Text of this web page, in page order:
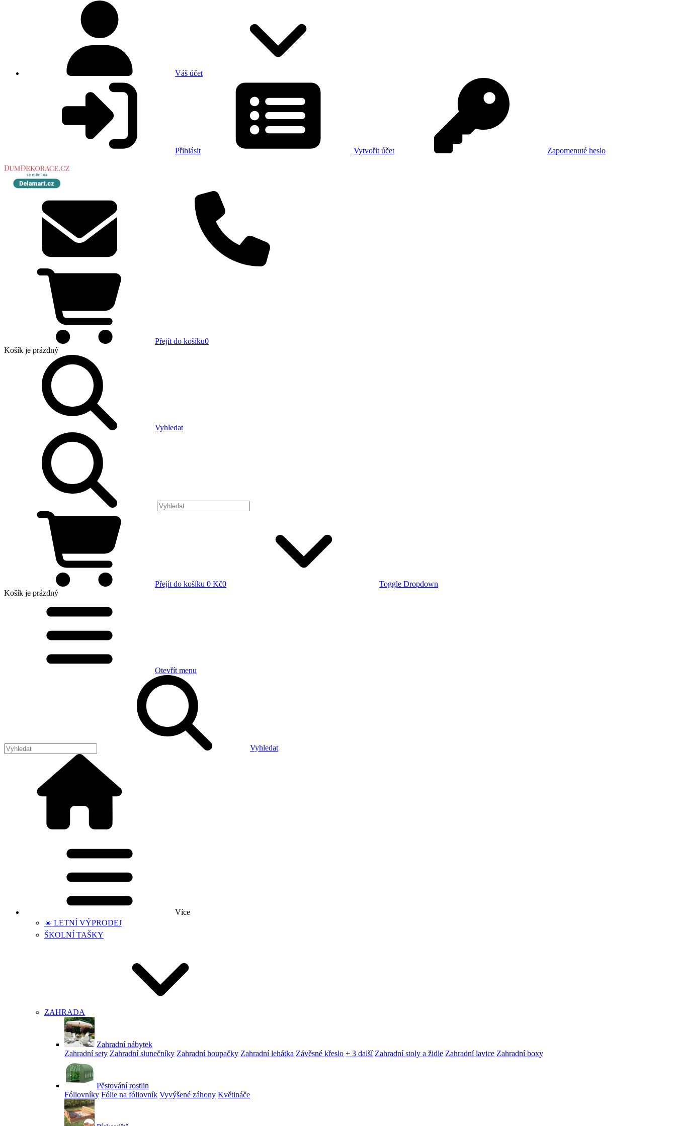
Váš účet
Přihlásit Vytvořit účet Zapomenuté heslo
Přejít do košíku0
Košík je prázdný
Vyhledat
Přejít do košíku 0 Kč0
Toggle Dropdown
Košík je prázdný
Otevřít menu
Vyhledat
Více
☀️ LETNÍ VÝPRODEJ
ŠKOLNÍ TAŠKY
ZAHRADA
Zahradní nábytek
Zahradní sety Zahradní slunečníky Zahradní houpačky Zahradní lehátka Závěsné křeslo + 3 další Zahradní stoly a židle Zahradní lavice Zahradní boxy
Pěstování rostlin
Fóliovníky Fólie na fóliovník Vyvýšené záhony Květináče